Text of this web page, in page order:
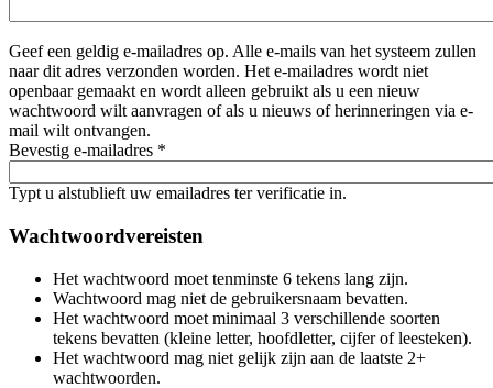
Geef een geldig e-mailadres op. Alle e-mails van het systeem zullen
naar dit adres verzonden worden. Het e-mailadres wordt niet
openbaar gemaakt en wordt alleen gebruikt als u een nieuw
wachtwoord wilt aanvragen of als u nieuws of herinneringen via e-
mail wilt ontvangen.
Bevestig e-mailadres *
Typt u alstublieft uw emailadres ter verificatie in.
Wachtwoordvereisten
Het wachtwoord moet tenminste 6 tekens lang zijn.
Wachtwoord mag niet de gebruikersnaam bevatten.
Het wachtwoord moet minimaal 3 verschillende soorten
tekens bevatten (kleine letter, hoofdletter, cijfer of leesteken).
Het wachtwoord mag niet gelijk zijn aan de laatste 2+
wachtwoorden.